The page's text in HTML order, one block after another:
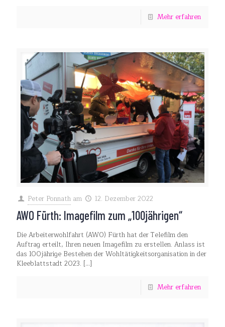
Mehr erfahren
Peter Ponnath am 12. Dezember 2022
AWO Fürth: Imagefilm zum „100jährigen“
Die Arbeiterwohlfahrt (AWO) Fürth hat der Telefilm den
Auftrag erteilt, Ihren neuen Imagefilm zu erstellen. Anlass ist
das 100jährige Bestehen der Wohltätigkeitsorganisation in der
Kleeblattstadt 2023. […]
Mehr erfahren